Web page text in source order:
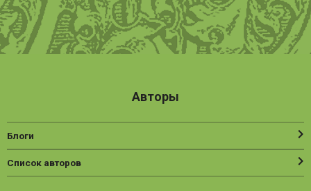
Авторы
Блоги
Список авторов